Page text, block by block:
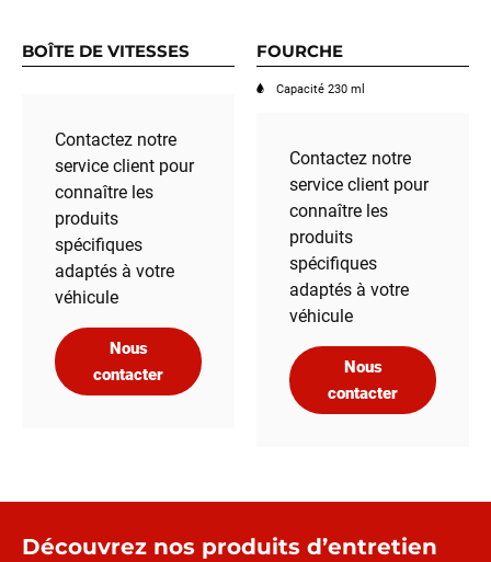
BOÎTE DE VITESSES
Contactez notre
service client pour
connaître les
produits
spécifiques
adaptés à votre
véhicule
Nous
contacter
FOURCHE
Capacité 230 ml
Contactez notre
service client pour
connaître les
produits
spécifiques
adaptés à votre
véhicule
Nous
contacter
Découvrez nos produits d’entretien